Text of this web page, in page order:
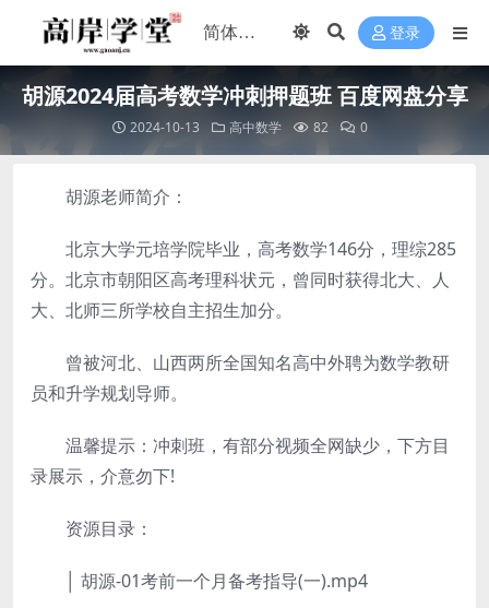
登录
胡源2024届高考数学冲刺押题班 百度网盘分享
2024-10-13 高中数学 82 0
胡源老师简介：
北京大学元培学院毕业，高考数学146分，理综285
分。北京市朝阳区高考理科状元，曾同时获得北大、人
大、北师三所学校自主招生加分。
曾被河北、山西两所全国知名高中外聘为数学教研
员和升学规划导师。
温馨提示：冲刺班，有部分视频全网缺少，下方目
录展示，介意勿下!
资源目录：
│ 胡源-01考前一个月备考指导(一).mp4